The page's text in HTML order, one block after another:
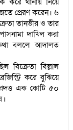
প্রেরণ করেন। ৬
তানভীর ও তার
দাখিল করা
বললে আদালত
বিক্রেতা বিল্লাল
করে বুঝিয়ে
এক কোটি ৫০